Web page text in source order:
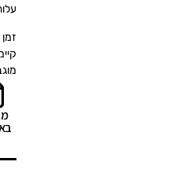
מוגבל עד 15